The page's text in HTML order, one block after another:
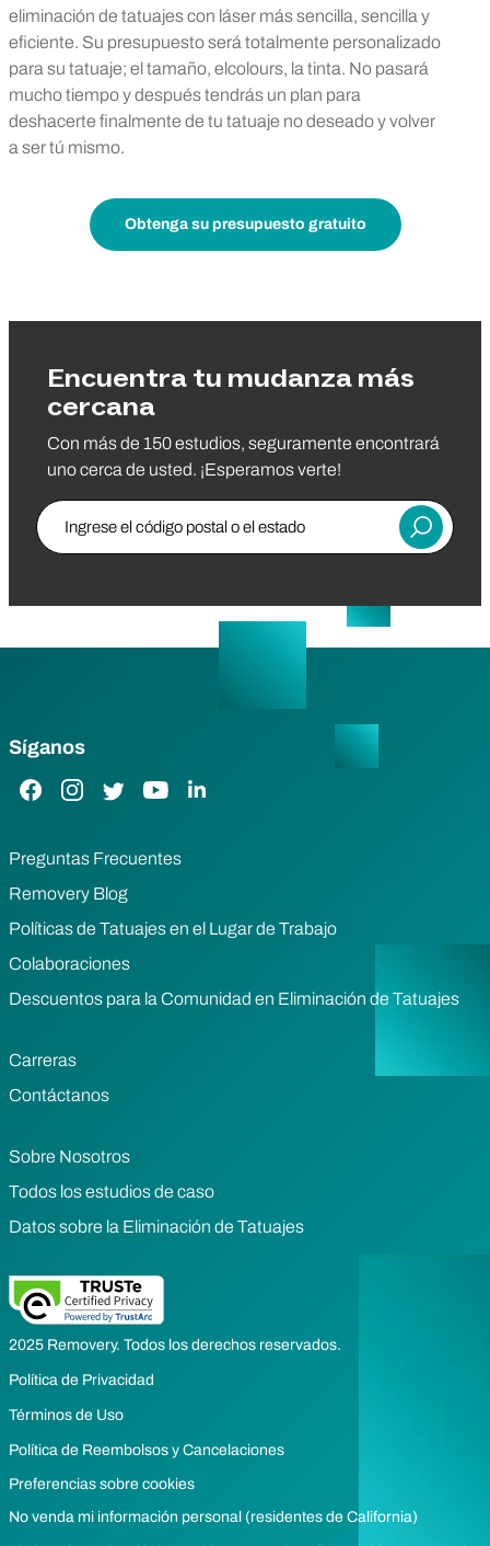
eliminación de tatuajes con láser más sencilla, sencilla y
eficiente. Su presupuesto será totalmente personalizado
para su tatuaje; el tamaño, elcolours, la tinta. No pasará
mucho tiempo y después tendrás un plan para
deshacerte finalmente de tu tatuaje no deseado y volver
a ser tú mismo.
Obtenga su presupuesto gratuito
Encuentra tu mudanza más
cercana
Con más de 150 estudios, seguramente encontrará
uno cerca de usted. ¡Esperamos verte!
Ingrese el código postal o el estado
Entregar
Síganos
Enlace de Facebook
Enlace de Instagram
Enlace de Twitter
Enlace de YouTube
Enlace de LinkedIn
Preguntas Frecuentes
Removery Blog
Políticas de Tatuajes en el Lugar de Trabajo
Colaboraciones
Descuentos para la Comunidad en Eliminación de Tatuajes
Carreras
Contáctanos
Sobre Nosotros
Todos los estudios de caso
Datos sobre la Eliminación de Tatuajes
2025 Removery. Todos los derechos reservados.
Política de Privacidad
Términos de Uso
Política de Reembolsos y Cancelaciones
Preferencias sobre cookies
No venda mi información personal (residentes de California)